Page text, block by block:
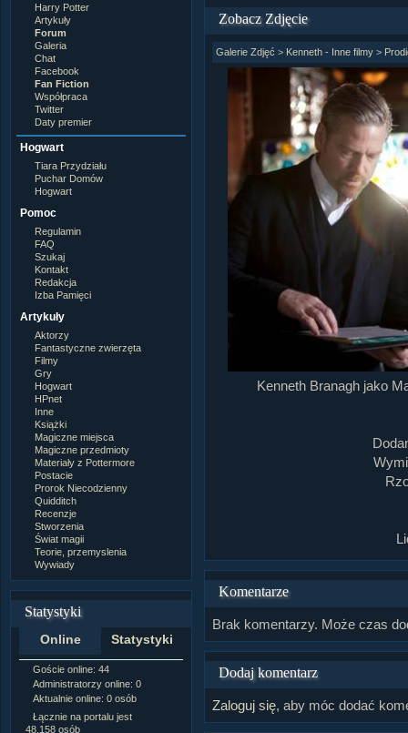
Harry Potter
Artykuły
Forum
Galeria
Chat
Facebook
Fan Fiction
Współpraca
Twitter
Daty premier
Hogwart
Tiara Przydziału
Puchar Domów
Hogwart
Pomoc
Regulamin
FAQ
Szukaj
Kontakt
Redakcja
Izba Pamięci
Artykuły
Aktorzy
Fantastyczne zwierzęta
Filmy
Gry
Hogwart
HPnet
Inne
Książki
Magiczne miejsca
Magiczne przedmioty
Materiały z Pottermore
Postacie
Prorok Niecodzienny
Quidditch
Recenzje
Stworzenia
Świat magii
Teorie, przemyslenia
Wywiady
Statystyki
Online Statystyki
Goście online: 44
Administratorzy online: 0
Aktualnie online: 0 osób
Łącznie na portalu jest
48,158 osób
Napisanych artykułów:1,087
Dodanych newsów:
Zdjęć w galerii:
21,490
Tematów na forum:3,921
Zobacz Zdjęcie
Galerie Zdjęć > Kenneth - Inne filmy>
Kenneth Branagh jako
Komentarze
Brak komentarzy. Może czas
Dodaj komentarz
Zaloguj się, aby móc dodać